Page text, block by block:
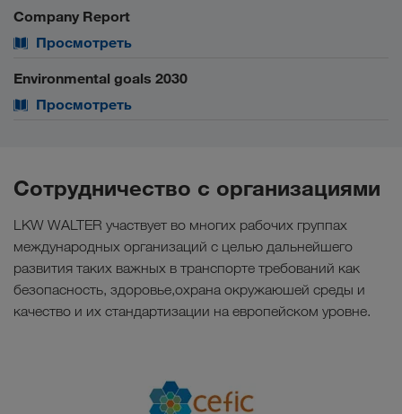
Company Report
Просмотреть
Environmental goals 2030
Просмотреть
Сотрудничество с организациями
LKW WALTER участвует во многих рабочих группах
международных организаций с целью дальнейшего
развития таких важных в транспорте требований как
безопасность, здоровье,охрана окружаюшей среды и
качество и их стандартизации на европейском уровне.